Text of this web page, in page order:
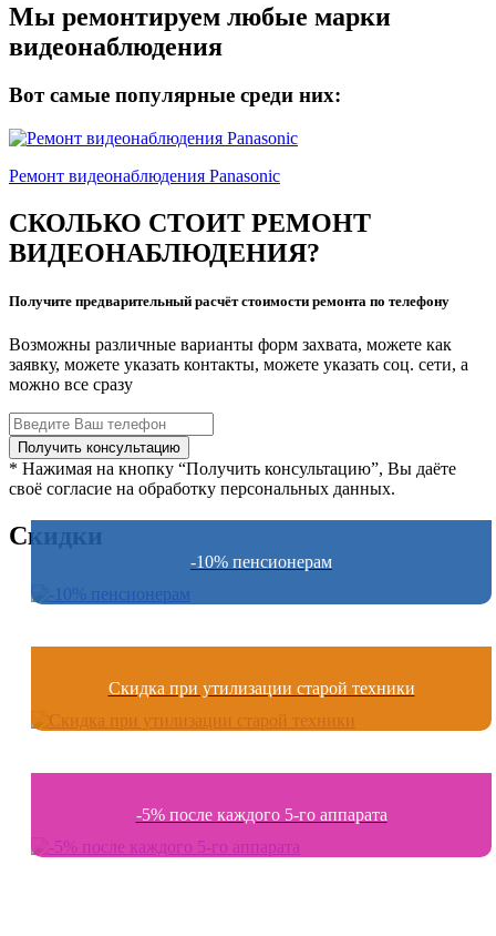
Мы ремонтируем любые марки
видеонаблюдения
Вот самые популярные среди них:
Ремонт видеонаблюдения Panasonic
СКОЛЬКО СТОИТ РЕМОНТ
ВИДЕОНАБЛЮДЕНИЯ?
Получите предварительный расчёт стоимости ремонта по телефону
Возможны различные варианты форм захвата, можете как
заявку, можете указать контакты, можете указать соц. сети, а
можно все сразу
* Нажимая на кнопку “Получить консультацию”, Вы даёте
своё согласие на обработку персональных данных.
Скидки
-10% пенсионерам
Скидка при утилизации старой техники
-5% после каждого 5-го аппарата